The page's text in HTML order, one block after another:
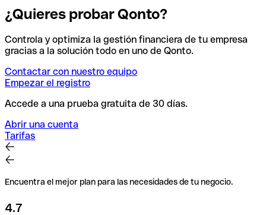
¿Quieres probar Qonto?
Controla y optimiza la gestión financiera de tu empresa
gracias a la solución todo en uno de Qonto.
Contactar con nuestro equipo
Empezar el registro
Accede a una prueba gratuita de 30 días.
Abrir una cuenta
Tarifas
Encuentra el mejor plan para las necesidades de tu negocio.
4.7